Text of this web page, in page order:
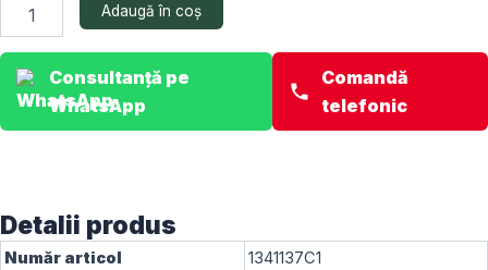
SIGURANTA
1341137C1=VPH4218
Adaugă în coș
Consultanță pe
WhatsApp
Comandă
telefonic
Detalii produs
Număr articol
1341137C1